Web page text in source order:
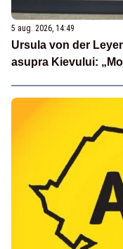
5 aug. 2026, 14:49
Ursula von der
asupra Kievului: